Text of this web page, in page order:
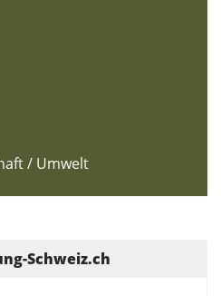
/ Umwelt
Schweiz.ch